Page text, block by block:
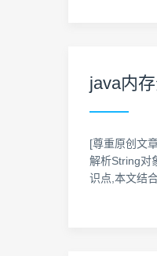
java内
[尊重原创文
解析String对
识点,本文结